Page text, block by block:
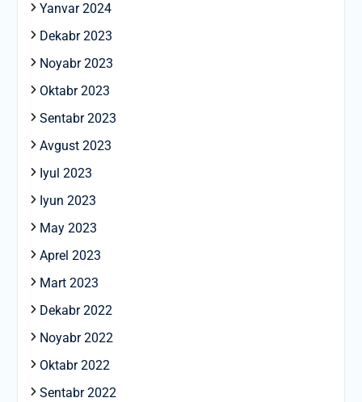
Yanvar 2024
Dekabr 2023
Noyabr 2023
Oktabr 2023
Sentabr 2023
Avgust 2023
Iyul 2023
Iyun 2023
May 2023
Aprel 2023
Mart 2023
Dekabr 2022
Noyabr 2022
Oktabr 2022
Sentabr 2022